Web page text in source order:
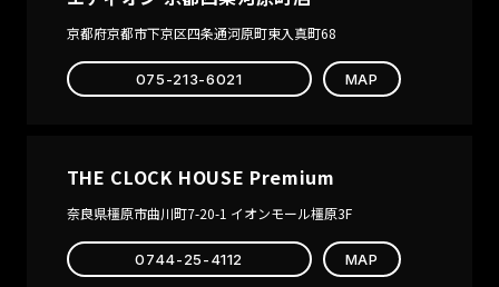
京都府京都市下京区四条通河原町東入真町68
075-213-6021 MAP
THE CLOCK HOUSE Premium
奈良県橿原市曲川町7-20-1 イオンモール橿原3F
0744-25-4112 MAP